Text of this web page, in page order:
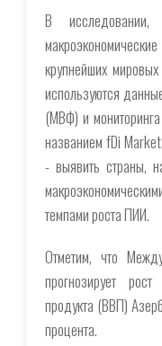
В исследовании,
крупнейших
используются
(МВФ) и
названием fDi
- выявить страны,
темпами роста ПИИ.
Отметим, что
прогнозирует
продукта (ВВП)
процента.